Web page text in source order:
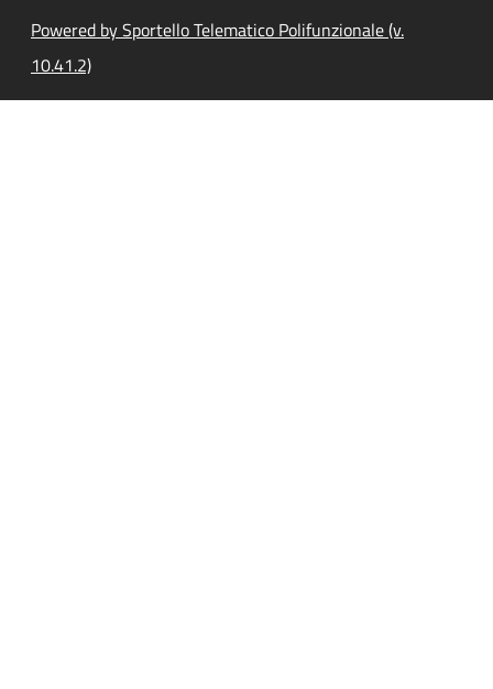
Powered by Sportello Telematico Polifunzionale (v.
10.41.2)